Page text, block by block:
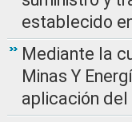
establecido
Mediante la
Minas Y
aplicación